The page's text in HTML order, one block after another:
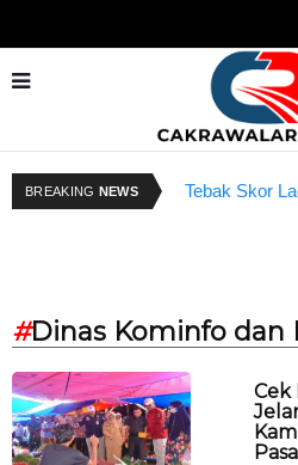
BREAKING NEWS
Tebak Skor
Kapolda Riau
#Dinas Kominfo dan
Cek